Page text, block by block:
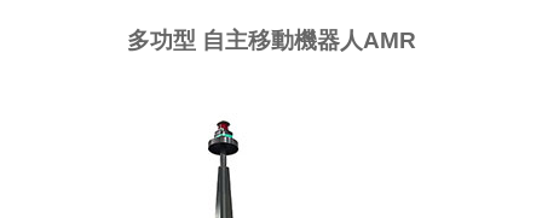
多功型 自主移動機器人AMR